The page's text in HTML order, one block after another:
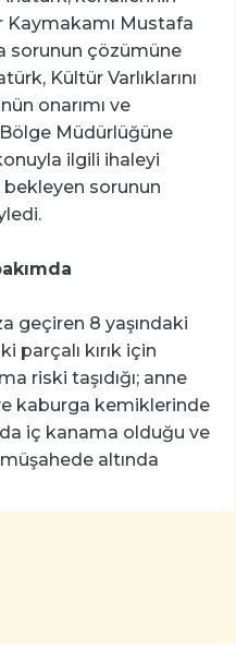
Kaymakamı Mustafa
sorunun çözümüne
Kültür Varlıklarını
onarımı ve
Müdürlüğüne
ilgili ihaleyi
bekleyen sorunun
geçiren 8 yaşındaki
parçalı kırık için
riski taşıdığı; anne
kaburga kemiklerinde
iç kanama olduğu ve
altında